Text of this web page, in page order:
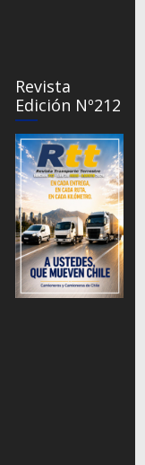
Revista
Edición Nº212